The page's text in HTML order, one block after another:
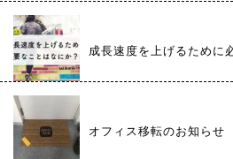
成長速度を上げるために
オフィス移転のお知らせ